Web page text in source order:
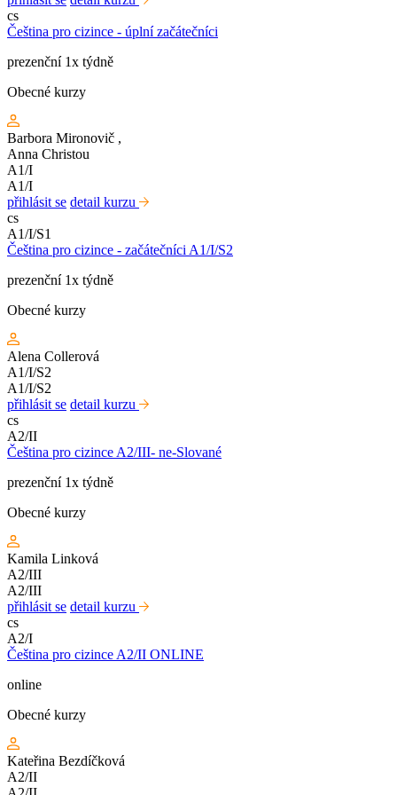
cs
Čeština pro cizince - úplní začátečníci
prezenční 1x týdně
Obecné kurzy
Barbora Mironovič ,
Anna Christou
A1/I
A1/I
přihlásit se detail kurzu
cs
A1/I/S1
Čeština pro cizince - začátečníci A1/I/S2
prezenční 1x týdně
Obecné kurzy
Alena Collerová
A1/I/S2
A1/I/S2
přihlásit se detail kurzu
cs
A2/II
Čeština pro cizince A2/III- ne-Slované
prezenční 1x týdně
Obecné kurzy
Kamila Linková
A2/III
A2/III
přihlásit se detail kurzu
cs
A2/I
Čeština pro cizince A2/II ONLINE
online
Obecné kurzy
Kateřina Bezdíčková
A2/II